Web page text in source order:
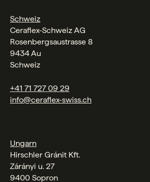
Schweiz
Ceraflex-Schweiz AG
Rosenbergsaustrasse 8
9434 Au
Schweiz
+41 71 727 09 29
info@ceraflex-swiss.ch
Ungarn
Hirschler Gránit Kft.
Zárányi u. 27
9400 Sopron